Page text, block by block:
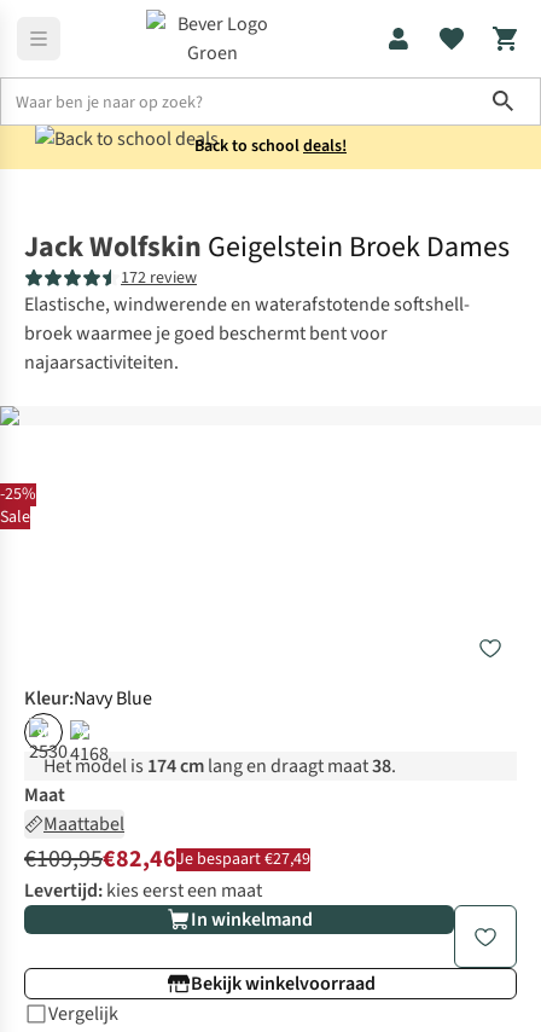
Back to schooldeals!
-25%
Sale
Jack Wolfskin Geigelstein Broek Dames
172 review
Elastische, windwerende en waterafstotende softshell-
broek waarmee je goed beschermt bent voor
najaarsactiviteiten.
Kleur:Navy Blue
% %
Het model is 174 cmlang en draagt maat38.
Maat
Maattabel
€109,95€82,46Je bespaart €27,49
Levertijd:kies eerst een maat
In winkelmand
Bekijk winkelvoorraad
Vergelijk